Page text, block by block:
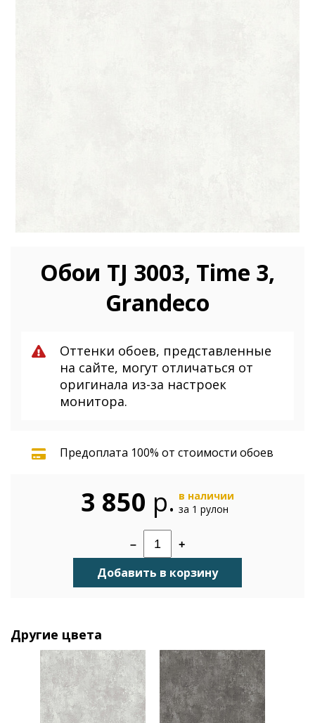
Обои TJ 3003, Time 3,
Grandeco
Оттенки обоев, представленные
на сайте, могут отличаться от
оригинала из-за настроек
монитора.
Предоплата 100% от стоимости обоев
3 850 р. в наличии
за 1 рулон
– +
Добавить в корзину
Другие цвета